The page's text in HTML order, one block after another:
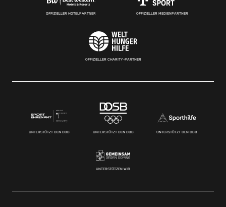
OFFIZIELLER HOTELPARTNER OFFIZIELLER MEDIENPARTNER
OFFIZIELLER CHARITY-PARTNER
UNTERSTÜTZT DEN DBB UNTERSTÜTZT DEN DBB UNTERSTÜTZT DEN DBB
UNTERSTÜTZEN WIR